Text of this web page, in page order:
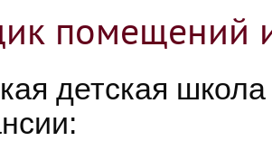
помещений
детская